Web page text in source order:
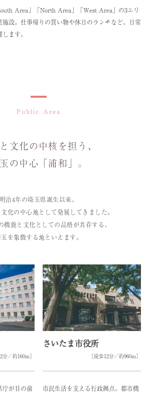
Area」「North Area」「West Area」の3エリ
設。仕事帰りの買い物や休日のランチなど、日常
ます。
Public Area
文化の中核を担う、
の中心「浦和」。
明治4年の埼玉県誕生以来、
化の中心地として発展してきました。
機能と文化としての品格が共存する、
を象徴する地といえます。
分／約160m］
庁が目の前
さいたま市役所
［徒歩12分／約960m］
市民生活を支える行政拠点。都市機